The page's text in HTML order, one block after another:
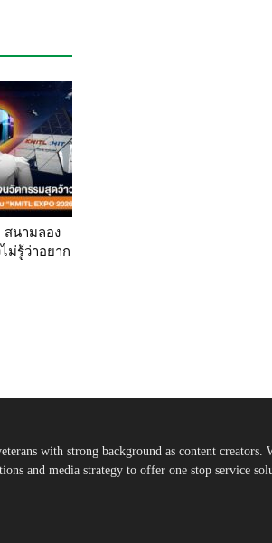
สนามลอง
ม่รู้ว่าอยาก
with strong background as content creators.
and media strategy to offer one stop service